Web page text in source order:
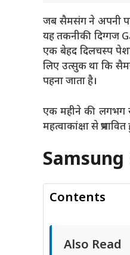
जब सैमसंग ने अपनी
यह तकनीकी दिग्गज
एक बेहद दिलचस्प
लिए उत्सुक था कि
पहना जाता है।
एक महीने की लगभग
महत्वाकांक्षा से
Contents
Also Read